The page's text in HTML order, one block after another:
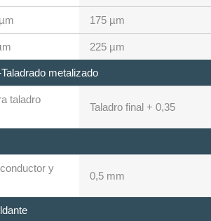
175 µm
225 µm
metalizado
taladro
Taladro final + 0,35
y
0,5 mm